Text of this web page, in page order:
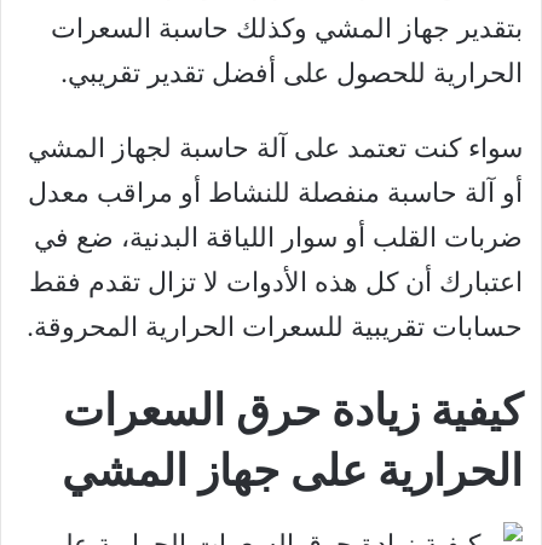
بتقدير جهاز المشي وكذلك حاسبة السعرات
الحرارية للحصول على أفضل تقدير تقريبي.
سواء كنت تعتمد على آلة حاسبة لجهاز المشي
أو آلة حاسبة منفصلة للنشاط أو مراقب معدل
ضربات القلب أو سوار اللياقة البدنية، ضع في
اعتبارك أن كل هذه الأدوات لا تزال تقدم فقط
حسابات تقريبية للسعرات الحرارية المحروقة.
كيفية زيادة حرق السعرات
الحرارية على جهاز المشي